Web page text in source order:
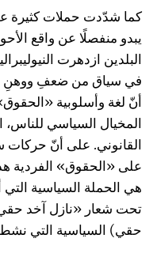
كما شدّدت حملات كثيرة
يبدو منفصلًا عن واقع
البلدين ازدهرت
في سياق من ضعفِ ووهنِ
أنّ لغة وأسلوبية
المخيال السياسي للناس،
القانوني. على أنّ
على «الحقوق» الفردية
هي الحملة السياسية
تحت شعار «نازل آخد
حقي) السياسية التي نشطت